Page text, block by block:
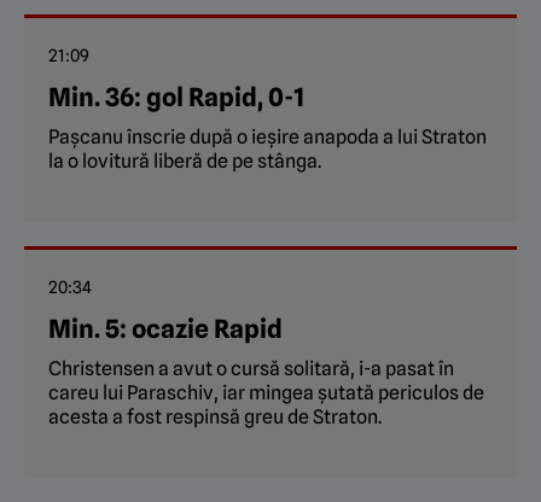
21:09
Min. 36: gol Rapid, 0-1
Pașcanu înscrie după o ieșire anapoda a lui Straton
la o lovitură liberă de pe stânga.
20:34
Min. 5: ocazie Rapid
Christensen a avut o cursă solitară, i-a pasat în
careu lui Paraschiv, iar mingea șutată periculos de
acesta a fost respinsă greu de Straton.